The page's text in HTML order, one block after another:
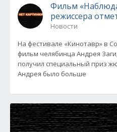
Фильм
режиссера
Новости
На фестивале «Кинотавр» в
фильм челябинца Андрея
получил специальный приз
Андрея было больше